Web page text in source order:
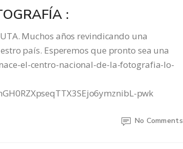
:
Muchos años revindicando una
país. Esperemos que pronto sea una
el-centro-nacional-de-la-fotografia-lo-
pwk
No Comments